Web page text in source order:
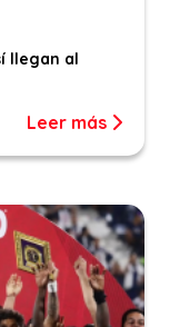
llegan al
Leer más